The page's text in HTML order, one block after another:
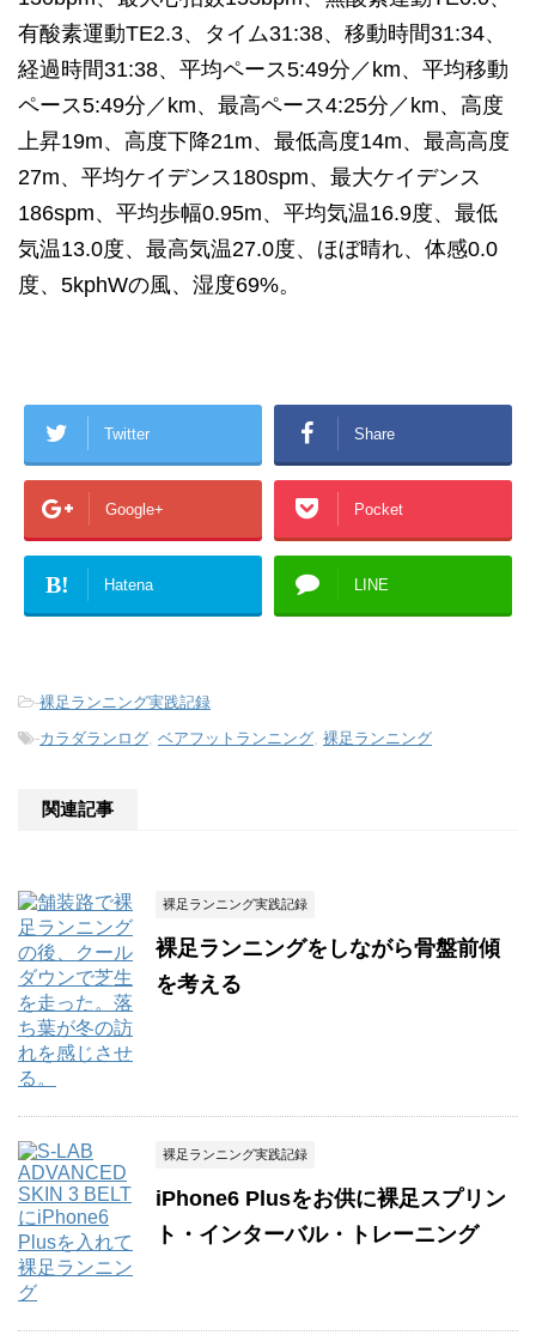
有酸素運動TE2.3、タイム31:38、移動時間31:34、
経過時間31:38、平均ペース5:49分／km、平均移動
ペース5:49分／km、最高ペース4:25分／km、高度
上昇19m、高度下降21m、最低高度14m、最高高度
27m、平均ケイデンス180spm、最大ケイデンス
186spm、平均歩幅0.95m、平均気温16.9度、最低
気温13.0度、最高気温27.0度、ほぼ晴れ、体感0.0
度、5kphWの風、湿度69%。
Twitter Share
Google+ Pocket
B! Hatena LINE
-裸足ランニング実践記録
-カラダランログ, ベアフットランニング, 裸足ランニング
関連記事
裸足ランニング実践記録
裸足ランニングをしながら骨盤前傾
を考える
裸足ランニング実践記録
iPhone6 Plusをお供に裸足スプリン
ト・インターバル・トレーニング